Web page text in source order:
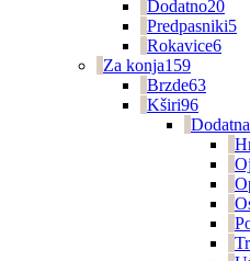
Dodatno20
Predpasniki5
Rokavice6
Za konja159
Brzde63
Kširi96